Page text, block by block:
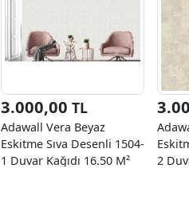
3.000,00 TL
Adawall Vera Beyaz
Eskitme Sıva Desenli 1504-
1 Duvar Kağıdı 16.50 M²
2